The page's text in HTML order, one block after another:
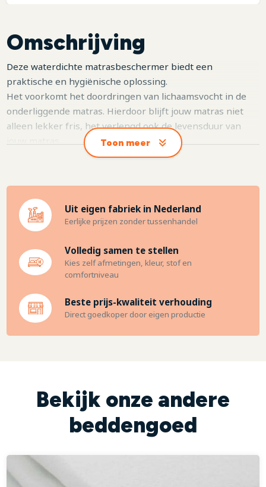
Omschrijving
Deze waterdichte matrasbeschermer biedt een
praktische en hygiënische oplossing.
Het voorkomt het doordringen van lichaamsvocht in de
onderliggende matras. Hierdoor blijft jouw matras niet
alleen lekker fris, het verlengd ook de levensduur van
Deze matrasbeschermer is geschikt voor matrassen tot
elastieken hoeken is het snel afneembaar. De
matrasbeschermer is zelfs te wassen op kookwas.
Toon meer
Uit eigen fabriek in Nederland
Eerlijke prijzen zonder tussenhandel
Volledig samen te stellen
Kies zelf afmetingen, kleur, stof en
comfortniveau
Beste prijs-kwaliteit verhouding
Direct goedkoper door eigen productie
Bekijk onze andere
beddengoed